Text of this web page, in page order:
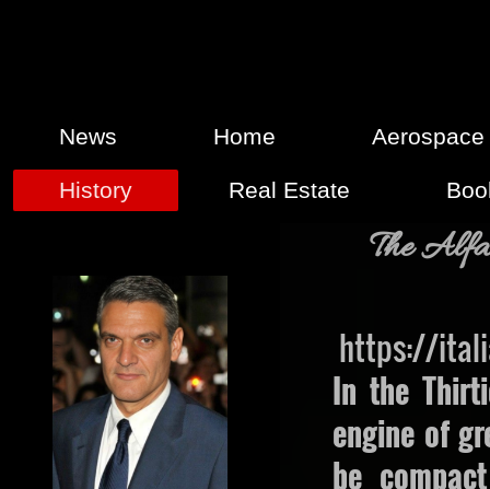
News Home Aerospace
History Real Estate
The
https://
In the
engine of
be